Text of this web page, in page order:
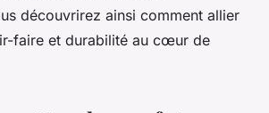
découvrirez ainsi comment allier
faire et durabilité au cœur de